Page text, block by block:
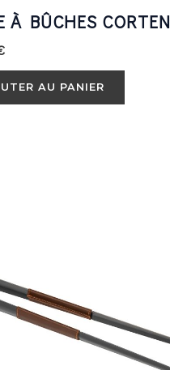
À BÛCHES CORTEN
AU PANIER